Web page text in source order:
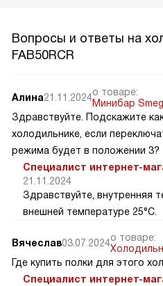
Вопросы и ответы на
FAB50RCR
Алина21.11.2024о товаре:
Минибар
Здравствуйте. Подскажите
холодильнике, если
режима будет в положении 3?
Специалист интернет-
21.11.2024
Здравствуйте, внутренняя
внешней температуре 25°C.
Вячеслав03.07.2024о товаре:
Где купить полки для этого
Специалист интернет-